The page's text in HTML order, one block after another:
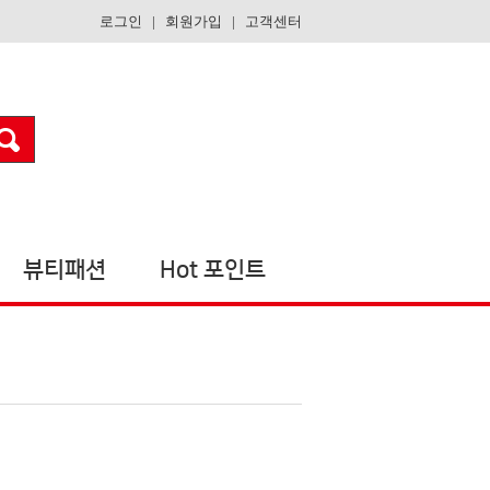
로그인 | 회원가입 | 고객센터
뷰티패션 Hot 포인트